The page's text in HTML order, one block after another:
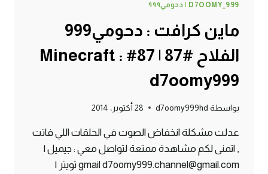
D7OOMY_999 | دحومي٩٩٩
ماين كرافت : دحومي999
الفلاح #87 | 87# Minecraft :
d7oomy999
بواسطة d7oomy999hd 28 أكتوبر، 2014
عدلت مشكلة انخفاض الصوت في الحلقات اللي فاتت
, اتمنى لكم مشاهدة ممتعة لتواصل معي : جيميل |
gmail d7oomy999.channel@gmail.com تويتر |